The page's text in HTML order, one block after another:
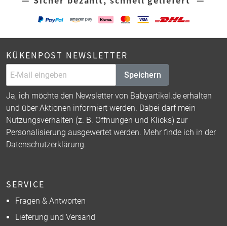
KÜKENPOST NEWSLETTER
Speichern
Ja, ich möchte den Newsletter von Babyartikel.de erhalten
und über Aktionen informiert werden. Dabei darf mein
Nutzungsverhalten (z. B. Öffnungen und Klicks) zur
Personalisierung ausgewertet werden. Mehr finde ich in der
Datenschutzerklärung.
SERVICE
Fragen & Antworten
Lieferung und Versand